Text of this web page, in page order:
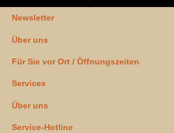
Newsletter
Über uns
Für Sie vor Ort / Öffnungszeiten
Services
Über uns
Service-Hotline